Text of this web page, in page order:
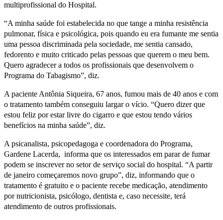
multiprofissional do Hospital.
“A minha saúde foi estabelecida no que tange a minha resistência
pulmonar, física e psicológica, pois quando eu era fumante me sentia
uma pessoa discriminada pela sociedade, me sentia cansado,
fedorento e muito criticado pelas pessoas que querem o meu bem.
Quero agradecer a todos os profissionais que desenvolvem o
Programa do Tabagismo”, diz.
A paciente Antônia Siqueira, 67 anos, fumou mais de 40 anos e com
o tratamento também conseguiu largar o vício. “Quero dizer que
estou feliz por estar livre do cigarro e que estou tendo vários
benefícios na minha saúde”, diz.
A psicanalista, psicopedagoga e coordenadora do Programa,
Gardene Lacerda, informa que os interessados em parar de fumar
podem se inscrever no setor de serviço social do hospital. “A partir
de janeiro começaremos novo grupo”, diz, informando que o
tratamento é gratuito e o paciente recebe medicação, atendimento
por nutricionista, psicólogo, dentista e, caso necessite, terá
atendimento de outros profissionais.